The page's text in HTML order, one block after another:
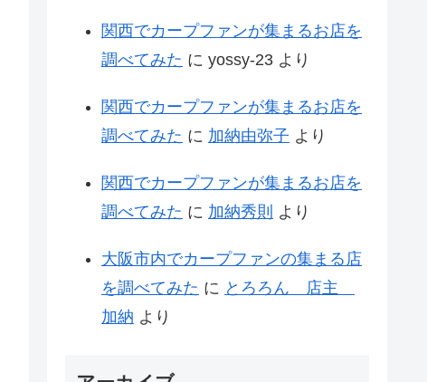
関西でカープファンが集まるお店を
調べてみた に yossy-23 より
関西でカープファンが集まるお店を
調べてみた に 加納由弥子 より
関西でカープファンが集まるお店を
調べてみた に 加納秀則 より
大阪市内でカープファンの集まる店
を調べてみた に とろろん 店主
加納 より